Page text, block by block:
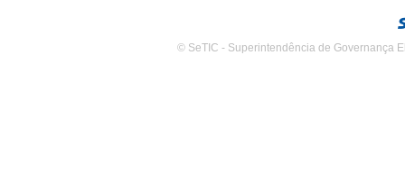
© SeTIC - Superintendência de Governança